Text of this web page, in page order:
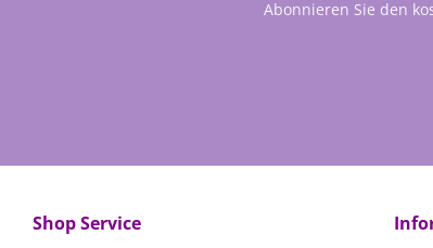
Abonnieren Sie den
Shop Service